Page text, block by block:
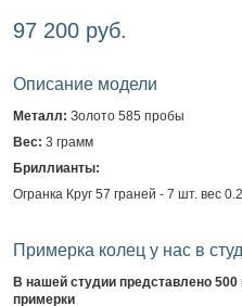
97 200 руб.
Описание модели
Металл: Золото 585 пробы
Вес: 3 грамм
Бриллианты:
Огранка Круг 57 граней - 7 шт. вес
Примерка колец у нас в
В нашей студии представлено
примерки